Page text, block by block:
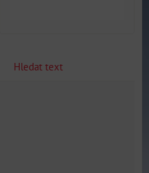
Hledat text